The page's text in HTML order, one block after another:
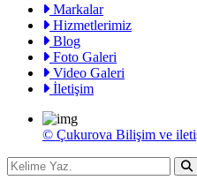
Markalar
Hizmetlerimiz
Blog
Foto Galeri
Video Galeri
İletişim
© Çukurova Bilişim ve